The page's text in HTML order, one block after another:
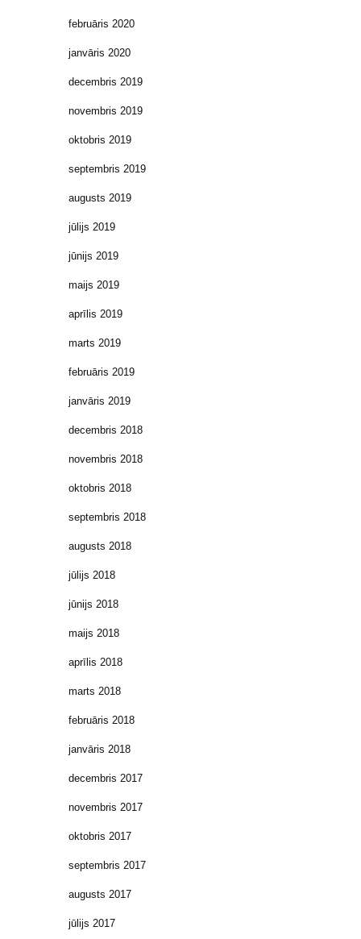
februāris 2020
janvāris 2020
decembris 2019
novembris 2019
oktobris 2019
septembris 2019
augusts 2019
jūlijs 2019
jūnijs 2019
maijs 2019
aprīlis 2019
marts 2019
februāris 2019
janvāris 2019
decembris 2018
novembris 2018
oktobris 2018
septembris 2018
augusts 2018
jūlijs 2018
jūnijs 2018
maijs 2018
aprīlis 2018
marts 2018
februāris 2018
janvāris 2018
decembris 2017
novembris 2017
oktobris 2017
septembris 2017
augusts 2017
jūlijs 2017